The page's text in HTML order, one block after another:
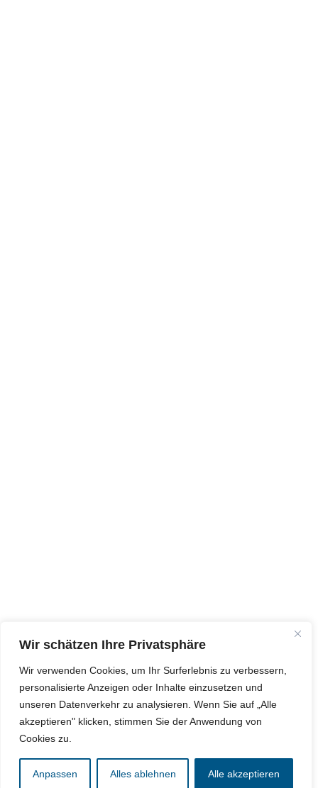
Wir schätzen Ihre Privatsphäre
Wir verwenden Cookies, um Ihr Surferlebnis zu verbessern,
personalisierte Anzeigen oder Inhalte einzusetzen und
unseren Datenverkehr zu analysieren. Wenn Sie auf „Alle
akzeptieren" klicken, stimmen Sie der Anwendung von
Cookies zu.
Anpassen Alles ablehnen Alle akzeptieren